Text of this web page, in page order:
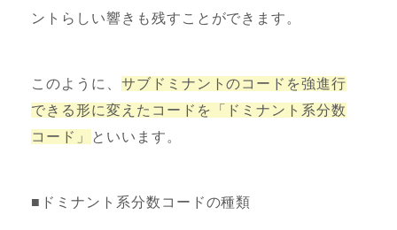
ントらしい響きも残すことができます。
このように、 サブドミナントのコードを強進行
できる形に変えたコードを「ドミナント系分数
コード」
といいます。
■ドミナント系分数コードの種類